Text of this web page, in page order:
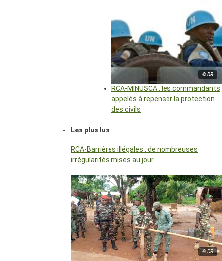
© DR
RCA-MINUSCA : les commandants
appelés à repenser la protection
des civils
Les plus lus
RCA-Barrières illégales : de nombreuses
irrégularités mises au jour
© DR